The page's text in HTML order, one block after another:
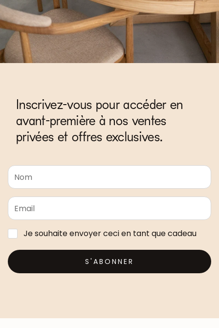
Inscrivez-vous pour accéder en
avant-première à nos ventes
privées et offres exclusives.
Je souhaite envoyer ceci en tant que cadeau
S'ABONNER